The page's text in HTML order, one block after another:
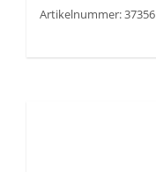
Artikelnummer: 37356